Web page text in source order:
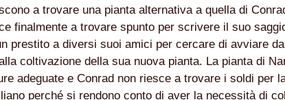
a trovare una pianta alternativa a quella di
finalmente a trovare spunto per scrivere il suo
prestito a diversi suoi amici per cercare di avviare
coltivazione della sua nuova pianta. La pianta di
adeguate e Conrad non riesce a trovare i soldi per
perché si rendono conto di aver la necessità di